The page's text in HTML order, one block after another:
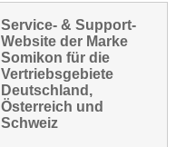
Service- & Support-
Website der Marke
Somikon für die
Vertriebsgebiete
Deutschland,
Österreich und
Schweiz